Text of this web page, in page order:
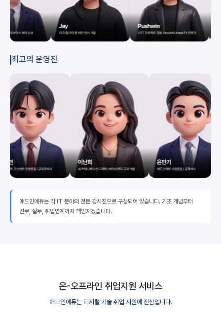
최고의 운영진
애드인에듀는 각 IT 분야의 전문 강사진으로 구성되어 있습니다. 기초 개념부터
진로, 실무, 취업연계까지 책임지겠습니다.
온-오프라인 취업지원 서비스
애드인에듀는 디지털 기술 취업 지원에 진심입니다.